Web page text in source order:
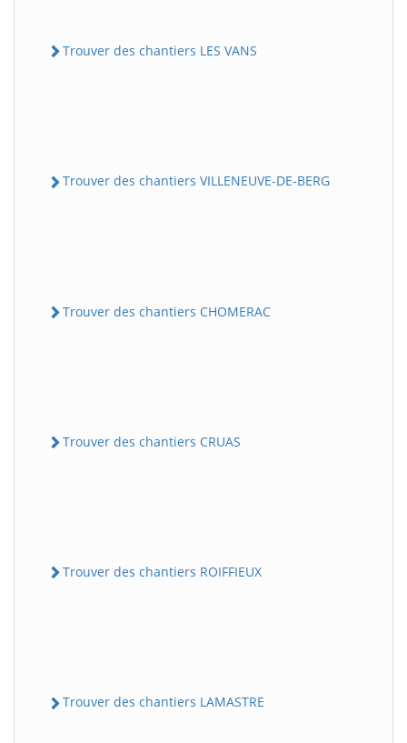
Trouver des chantiers LES VANS
Trouver des chantiers VILLENEUVE-DE-BERG
Trouver des chantiers CHOMERAC
Trouver des chantiers CRUAS
Trouver des chantiers ROIFFIEUX
Trouver des chantiers LAMASTRE